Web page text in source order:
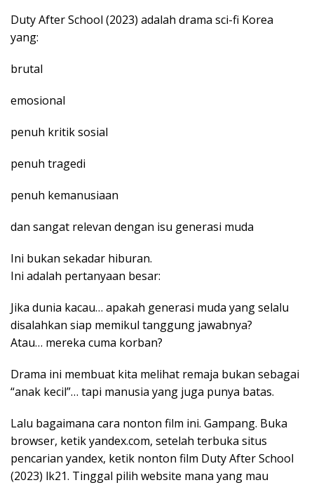
Duty After School (2023) adalah drama sci-fi Korea
yang:
brutal
emosional
penuh kritik sosial
penuh tragedi
penuh kemanusiaan
dan sangat relevan dengan isu generasi muda
Ini bukan sekadar hiburan.
Ini adalah pertanyaan besar:
Jika dunia kacau… apakah generasi muda yang selalu
disalahkan siap memikul tanggung jawabnya?
Atau… mereka cuma korban?
Drama ini membuat kita melihat remaja bukan sebagai
“anak kecil”… tapi manusia yang juga punya batas.
Lalu bagaimana cara nonton film ini. Gampang. Buka
browser, ketik yandex.com, setelah terbuka situs
pencarian yandex, ketik nonton film Duty After School
(2023) lk21. Tinggal pilih website mana yang mau